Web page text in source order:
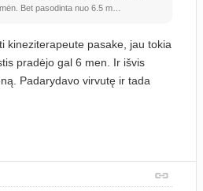
Bet pasodinta nuo 6.5 m…
kineziterapeute pasake, jau tokia
pradėjo gal 6 men. Ir išvis
Padarydavo virvutę ir tada